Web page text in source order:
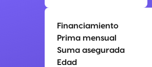
Financiamiento
Prima mensual
Suma asegurada
Edad